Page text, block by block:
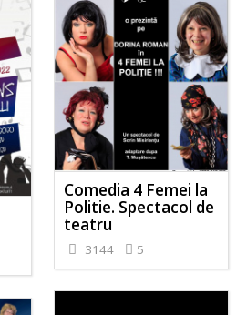
Comedia 4 Femei la
Politie. Spectacol de
teatru
3144 5